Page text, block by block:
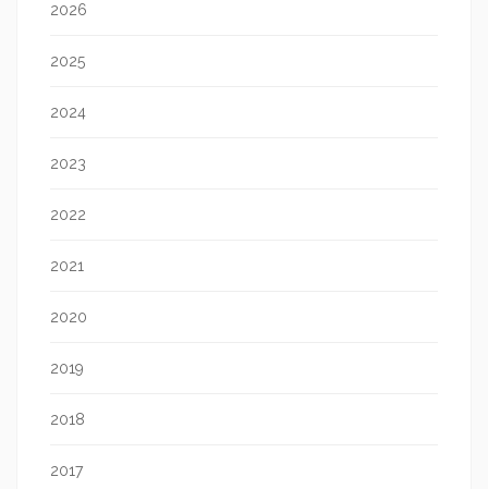
2026
2025
2024
2023
2022
2021
2020
2019
2018
2017